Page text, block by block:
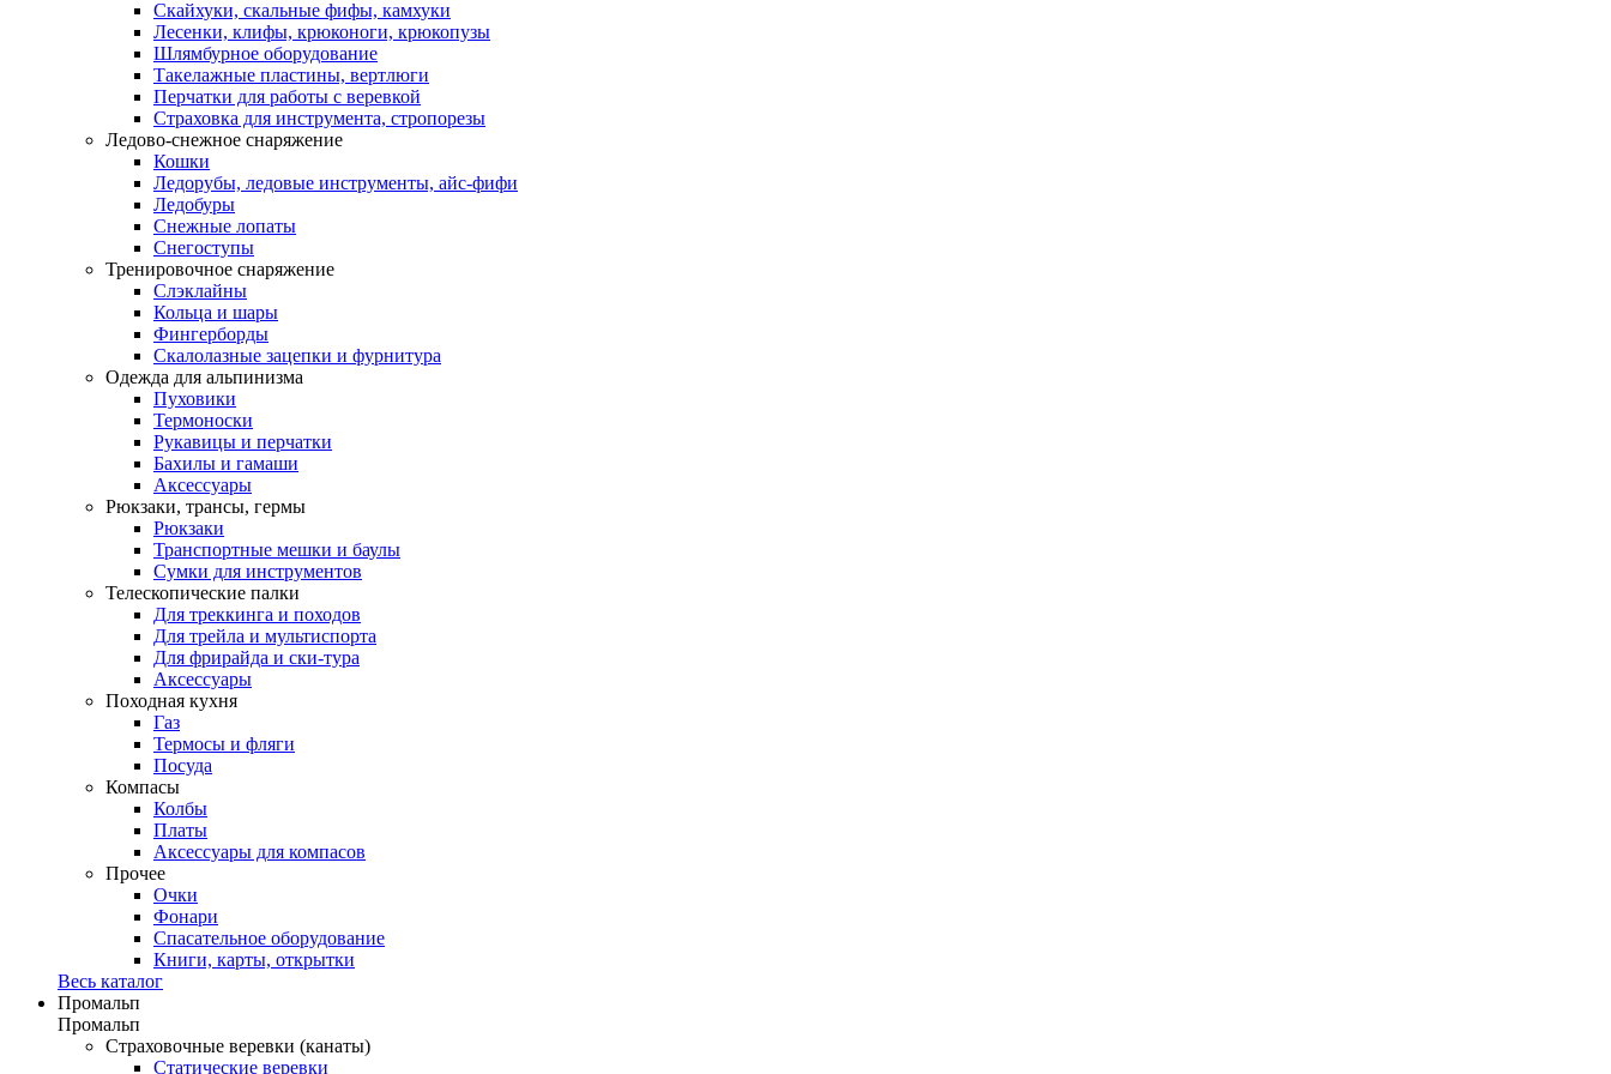
Скайхуки, скальные фифы, камхуки
Лесенки, клифы, крюконоги, крюкопузы
Шлямбурное оборудование
Такелажные пластины, вертлюги
Перчатки для работы с веревкой
Страховка для инструмента, стропорезы
Ледово-снежное снаряжение
Кошки
Ледорубы, ледовые инструменты, айс-фифи
Ледобуры
Снежные лопаты
Снегоступы
Тренировочное снаряжение
Слэклайны
Кольца и шары
Фингерборды
Скалолазные зацепки и фурнитура
Одежда для альпинизма
Пуховики
Термоноски
Рукавицы и перчатки
Бахилы и гамаши
Аксессуары
Рюкзаки, трансы, гермы
Рюкзаки
Транспортные мешки и баулы
Сумки для инструментов
Телескопические палки
Для треккинга и походов
Для трейла и мультиспорта
Для фрирайда и ски-тура
Аксессуары
Походная кухня
Газ
Термосы и фляги
Посуда
Компасы
Колбы
Платы
Аксессуары для компасов
Прочее
Очки
Фонари
Спасательное оборудование
Книги, карты, открытки
Весь каталог
Промальп
Промальп
Страховочные веревки (канаты)
Статические веревки